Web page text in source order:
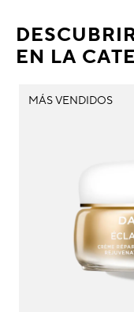
EN LA
MÁS VENDIDOS